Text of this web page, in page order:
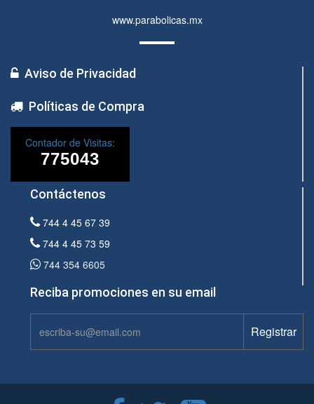
www.parabolicas.mx
Aviso de Privacidad
Políticas de Compra
Contador de Visitas:
Contáctenos
744 4 45 67 39
744 4 45 73 59
744 354 6605
Reciba promociones en su email